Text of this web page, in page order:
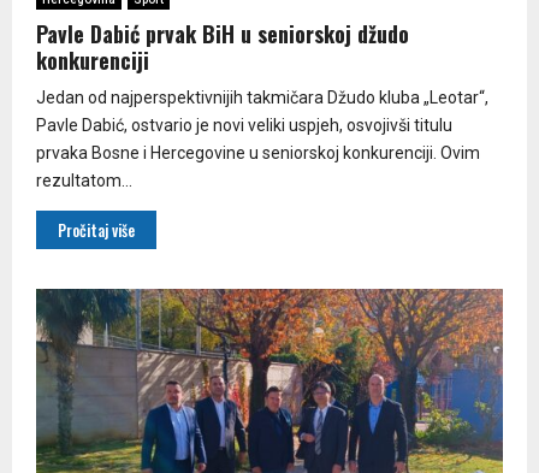
Pavle Dabić prvak BiH u seniorskoj džudo
konkurenciji
Jedan od najperspektivnijih takmičara Džudo kluba „Leotar“,
Pavle Dabić, ostvario je novi veliki uspjeh, osvojivši titulu
prvaka Bosne i Hercegovine u seniorskoj konkurenciji. Ovim
rezultatom...
Pročitaj više